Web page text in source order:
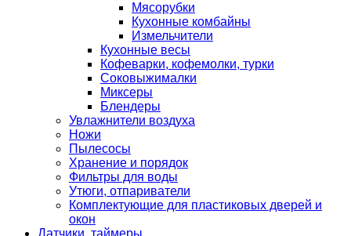
Мясорубки
Кухонные комбайны
Измельчители
Кухонные весы
Кофеварки, кофемолки, турки
Соковыжималки
Миксеры
Блендеры
Увлажнители воздуха
Ножи
Пылесосы
Хранение и порядок
Фильтры для воды
Утюги, отпариватели
Комплектующие для пластиковых дверей и
окон
Датчики, таймеры